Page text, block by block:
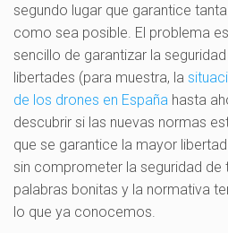
segundo lugar que garantice
como sea posible. El problema
sencillo de garantizar la
libertades (para muestra, la
de los drones en España hasta
descubrir si las nuevas normas
que se garantice la mayor
sin comprometer la seguridad
palabras bonitas y la normativa
lo que ya conocemos.